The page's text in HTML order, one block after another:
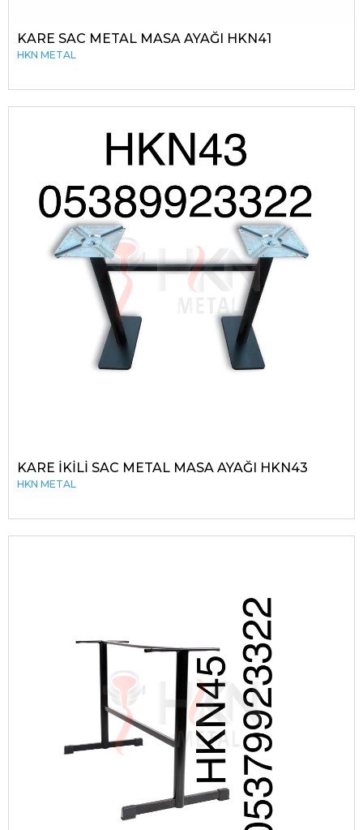
KARE SAC METAL MASA AYAĞI HKN41
HKN METAL
KARE İKİLİ SAC METAL MASA AYAĞI HKN43
HKN METAL